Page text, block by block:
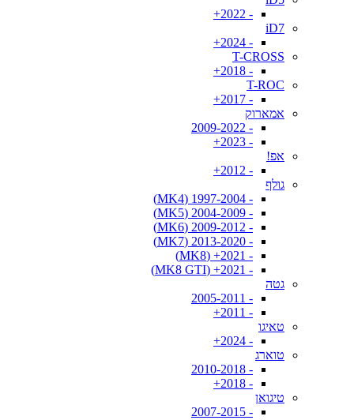
- 2022+
iD7
- 2024+
T-CROSS
- 2018+
T-ROC
- 2017+
אמארוק
- 2009-2022
- 2023+
אפ!
- 2012+
גולף
- 1997-2004 (MK4)
- 2004-2009 (MK5)
- 2009-2012 (MK6)
- 2013-2020 (MK7)
- 2021+ (MK8)
- 2021+ (MK8 GTI)
גטה
- 2005-2011
- 2011+
טאיגו
- 2024+
טוארג
- 2010-2018
- 2018+
טיגואן
- 2007-2015